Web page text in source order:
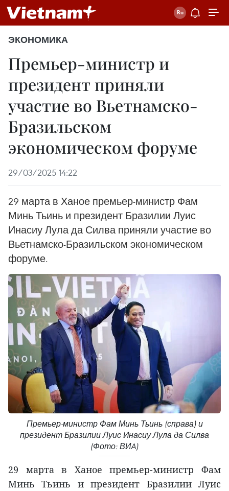
ЭКОНОМИКА
Премьер-министр и
президент приняли
участие во Вьетнамско-
Бразильском
экономическом форуме
29/03/2025 14:22
29 марта в Ханое премьер-министр Фам
Минь Тьинь и президент Бразилии Луис
Инасиу Лула да Силва приняли участие во
Вьетнамско-Бразильском экономическом
форуме.
Премьер-министр Фам Минь Тьинь (справа) и
президент Бразилии Луис Инасиу Лула да Силва
(Фото: ВИA)
29 марта в Ханое премьер-министр Фам
Минь Тьинь и президент Бразилии Луис